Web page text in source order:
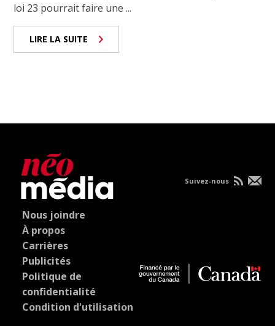
loi 23 pourrait faire une ...
LIRE LA SUITE
Nous joindre
À propos
Carrières
Publicités
Politique de
confidentialité
Condition d'utilisation
Suivez-nous